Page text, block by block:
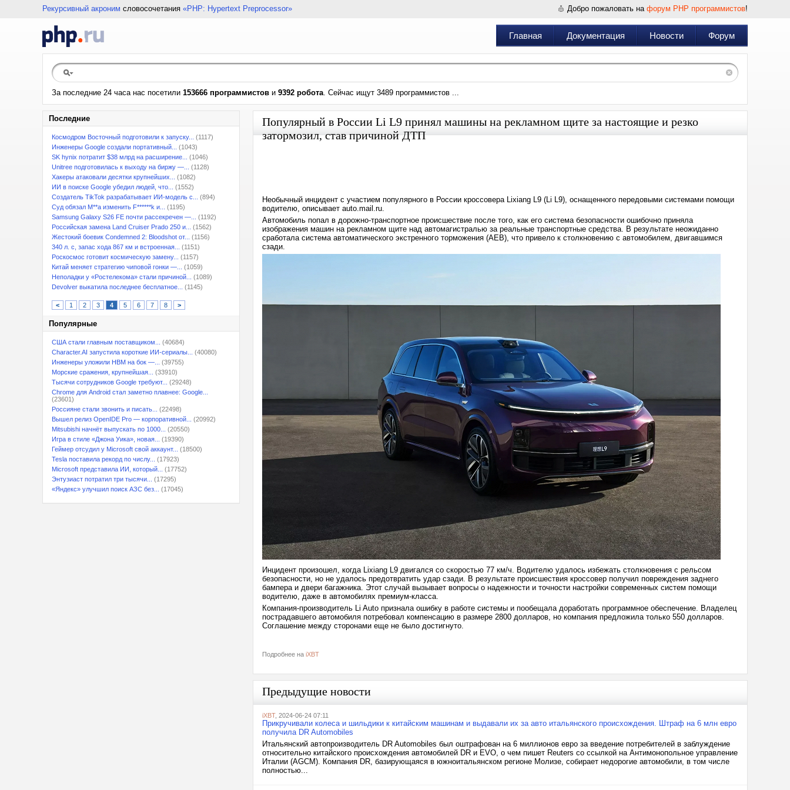
Рекурсивный акроним словосочетания «PHP: Hypertext Preprocessor» Добро пожаловать на форум PHP программистов!
Главная Документация Новости Форум
За последние 24 часа нас посетили 153666 программистов и 9392 робота. Сейчас ищут 3489 программистов ...
Последние
Космодром Восточный подготовили к запуску...
(1117)
Инженеры Google создали портативный...
(1043)
SK hynix потратит $38 млрд на расширение...
(1046)
Unitree подготовилась к выходу на биржу —...
(1128)
Хакеры атаковали десятки крупнейших...
(1082)
ИИ в поиске Google убедил людей, что...
(1552)
Создатель TikTok разрабатывает ИИ-модель с...
(894)
Суд обязал M**a изменить F******k и...
(1195)
Samsung Galaxy S26 FE почти рассекречен —...
(1192)
Российская замена Land Cruiser Prado 250 и...
(1562)
Жестокий боевик Condemned 2: Bloodshot от...
(1156)
340 л. с, запас хода 867 км и встроенная...
(1151)
Роскосмос готовит космическую замену...
(1157)
Китай меняет стратегию чиповой гонки —...
(1059)
Неполадки у «Ростелекома» стали причиной...
(1089)
Devolver выкатила последнее бесплатное...
(1145)
< 1 2 3 4 5 6 7 8 >
Популярные
США стали главным поставщиком...
(40684)
Character.AI запустила короткие ИИ-сериалы...
(40080)
Инженеры уложили HBM на бок —...
(39755)
Морские сражения, крупнейшая...
(33910)
Тысячи сотрудников Google требуют...
(29248)
Chrome для Android стал заметно плавнее: Google...
(23601)
Россияне стали звонить и писать...
(22498)
Вышел релиз OpenIDE Pro — корпоративной...
(20992)
Mitsubishi начнёт выпускать по 1000...
(20550)
Игра в стиле «Джона Уика», новая...
(19390)
Геймер отсудил у Microsoft свой аккаунт...
(18500)
Tesla поставила рекорд по числу...
(17923)
Microsoft представила ИИ, который...
(17752)
Энтузиаст потратил три тысячи...
(17295)
«Яндекс» улучшил поиск АЗС без...
(17045)
Популярный в России Li L9 принял машины на рекламном щите за настоящие и резко
затормозил, став причиной ДТП
Необычный инцидент с участием популярного в России кроссовера Lixiang L9 (Li L9), оснащенного передовыми системами помощи
водителю, описывает auto.mail.ru.
Автомобиль попал в дорожно-транспортное происшествие после того, как его система безопасности ошибочно приняла
изображения машин на рекламном щите над автомагистралью за реальные транспортные средства. В результате неожиданно
сработала система автоматического экстренного торможения (AEB), что привело к столкновению с автомобилем, двигавшимся
сзади.
Инцидент произошел, когда Lixiang L9 двигался со скоростью 77 км/ч. Водителю удалось избежать столкновения с рельсом
безопасности, но не удалось предотвратить удар сзади. В результате происшествия кроссовер получил повреждения заднего
бампера и двери багажника. Этот случай вызывает вопросы о надежности и точности настройки современных систем помощи
водителю, даже в автомобилях премиум-класса.
Компания-производитель Li Auto признала ошибку в работе системы и пообещала доработать программное обеспечение. Владелец
пострадавшего автомобиля потребовал компенсацию в размере 2800 долларов, но компания предложила только 550 долларов.
Соглашение между сторонами еще не было достигнуто.
Подробнее на iXBT
Предыдущие новости
iXBT, 2024-06-24 07:11
Прикручивали колеса и шильдики к китайским машинам и выдавали их за авто итальянского происхождения. Штраф на 6 млн евро
получила DR Automobiles
Итальянский автопроизводитель DR Automobiles был оштрафован на 6 миллионов евро за введение потребителей в заблуждение
относительно китайского происхождения автомобилей DR и EVO, о чем пишет Reuters со ссылкой на Антимонопольное управление
Италии (AGCM). Компания DR, базирующаяся в южноитальянском регионе Молизе, собирает недорогие автомобили, в том числе
полностью...